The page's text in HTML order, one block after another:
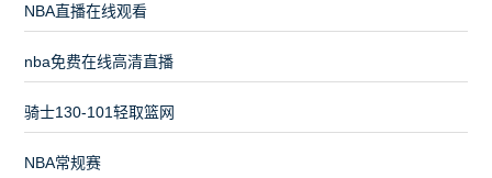
NBA直播在线观看
nba免费在线高清直播
骑士130-101轻取篮网
NBA常规赛